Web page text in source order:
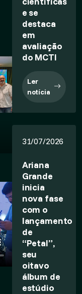
e se
destaca
em
avaliação
do MCTI
Ler
notícia
31/07/2026
Ariana
Grande
inicia
nova fase
com o
lançamento
de
“Petal”,
seu
oitavo
álbum de
estúdio